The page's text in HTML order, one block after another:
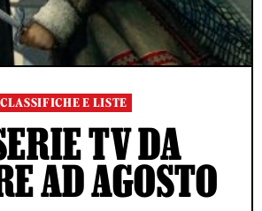
CLASSIFICHE E LISTE
TV DA
AD AGOSTO